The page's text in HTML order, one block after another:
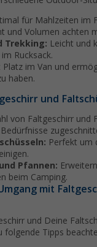
für Mahlzeiten im
und Volumen achten
Trekking: Leicht und
Rucksack.
Platz im Van und
haben.
und
von Faltgeschirr und
Perfekt um
Pfannen:
beim Camping.
mit
und Deine
folgende Tipps